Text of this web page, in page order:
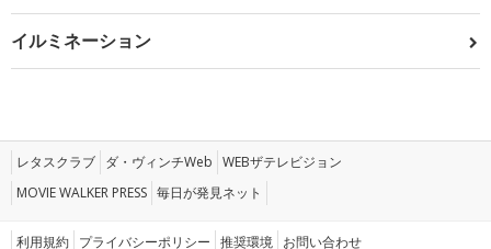
イルミネーション
レタスクラブ ダ・ヴィンチWeb WEBザテレビジョン
MOVIE WALKER PRESS 毎日が発見ネット
利用規約 プライバシーポリシー 推奨環境 お問い合わせ